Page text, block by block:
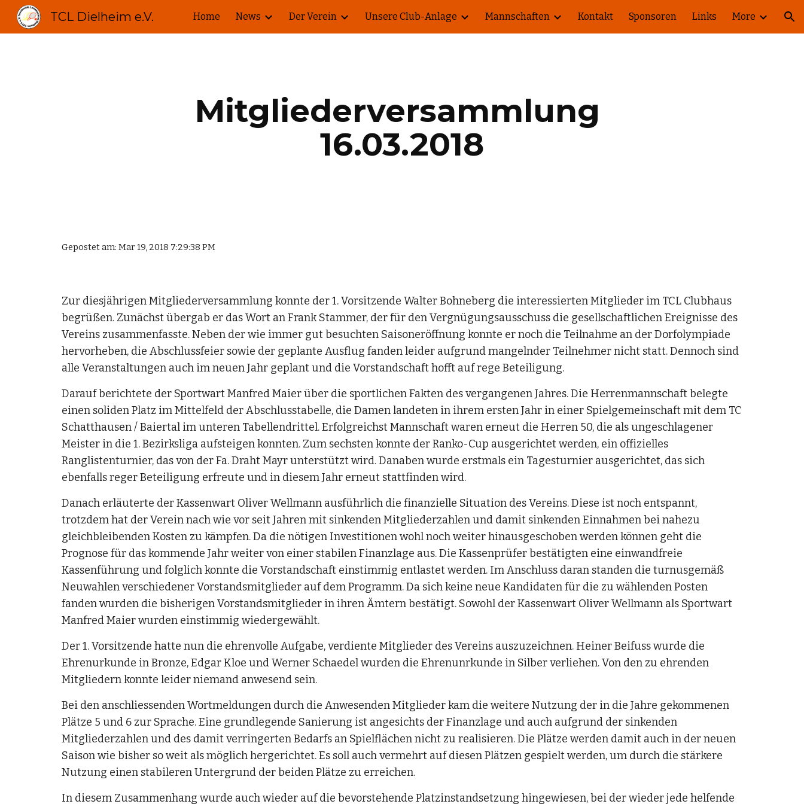
Skip to main content Skip to navigation
TCL Dielheim e.V. Home News Der Verein Unsere Club-Anlage Mannschaften Kontakt Sponsoren Links More
Mitgliederversammlung
16.03.2018
Gepostet am: Mar 19, 2018 7:29:38 PM
Zur diesjährigen Mitgliederversammlung konnte der 1. Vorsitzende Walter Bohneberg die interessierten Mitglieder im TCL Clubhaus
begrüßen. Zunächst übergab er das Wort an Frank Stammer, der für den Vergnügungsausschuss die gesellschaftlichen Ereignisse des
Vereins zusammenfasste. Neben der wie immer gut besuchten Saisoneröffnung konnte er noch die Teilnahme an der Dorfolympiade
hervorheben, die Abschlussfeier sowie der geplante Ausflug fanden leider aufgrund mangelnder Teilnehmer nicht statt. Dennoch sind
alle Veranstaltungen auch im neuen Jahr geplant und die Vorstandschaft hofft auf rege Beteiligung.
Darauf berichtete der Sportwart Manfred Maier über die sportlichen Fakten des vergangenen Jahres. Die Herrenmannschaft belegte
einen soliden Platz im Mittelfeld der Abschlusstabelle, die Damen landeten in ihrem ersten Jahr in einer Spielgemeinschaft mit dem TC
Schatthausen / Baiertal im unteren Tabellendrittel. Erfolgreichst Mannschaft waren erneut die Herren 50, die als ungeschlagener
Meister in die 1. Bezirksliga aufsteigen konnten. Zum sechsten konnte der Ranko-Cup ausgerichtet werden, ein offizielles
Ranglistenturnier, das von der Fa. Draht Mayr unterstützt wird. Danaben wurde erstmals ein Tagesturnier ausgerichtet, das sich
ebenfalls reger Beteiligung erfreute und in diesem Jahr erneut stattfinden wird.
Danach erläuterte der Kassenwart Oliver Wellmann ausführlich die finanzielle Situation des Vereins. Diese ist noch entspannt,
trotzdem hat der Verein nach wie vor seit Jahren mit sinkenden Mitgliederzahlen und damit sinkenden Einnahmen bei nahezu
gleichbleibenden Kosten zu kämpfen. Da die nötigen Investitionen wohl noch weiter hinausgeschoben werden können geht die
Prognose für das kommende Jahr weiter von einer stabilen Finanzlage aus. Die Kassenprüfer bestätigten eine einwandfreie
Kassenführung und folglich konnte die Vorstandschaft einstimmig entlastet werden. Im Anschluss daran standen die turnusgemäß
Neuwahlen verschiedener Vorstandsmitglieder auf dem Programm. Da sich keine neue Kandidaten für die zu wählenden Posten
fanden wurden die bisherigen Vorstandsmitglieder in ihren Ämtern bestätigt. Sowohl der Kassenwart Oliver Wellmann als Sportwart
Manfred Maier wurden einstimmig wiedergewählt.
Der 1. Vorsitzende hatte nun die ehrenvolle Aufgabe, verdiente Mitglieder des Vereins auszuzeichnen. Heiner Beifuss wurde die
Ehrenurkunde in Bronze, Edgar Kloe und Werner Schaedel wurden die Ehrenunrkunde in Silber verliehen. Von den zu ehrenden
Mitgliedern konnte leider niemand anwesend sein.
Bei den anschliessenden Wortmeldungen durch die Anwesenden Mitglieder kam die weitere Nutzung der in die Jahre gekommenen
Plätze 5 und 6 zur Sprache. Eine grundlegende Sanierung ist angesichts der Finanzlage und auch aufgrund der sinkenden
Mitgliederzahlen und des damit verringerten Bedarfs an Spielflächen nicht zu realisieren. Die Plätze werden damit auch in der neuen
Saison wie bisher so weit als möglich hergerichtet. Es soll auch vermehrt auf diesen Plätzen gespielt werden, um durch die stärkere
Nutzung einen stabileren Untergrund der beiden Plätze zu erreichen.
In diesem Zusammenhang wurde auch wieder auf die bevorstehende Platzinstandsetzung hingewiesen, bei der wieder jede helfende